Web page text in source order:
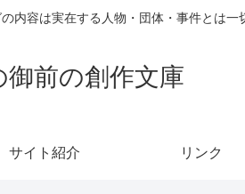
内容は実在する人物・団体・事件とは一
御前の創作文庫
サイト紹介 リンク